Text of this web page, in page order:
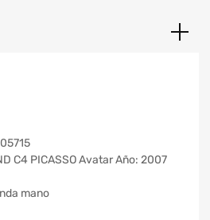
C4 PICASSO Avatar Año: 2007
mano